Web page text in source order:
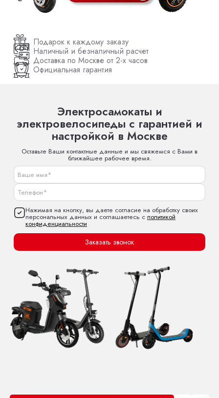
Подарок к каждому заказу
Наличный и безналичный расчет
Доставка по Москве от 2-х часов
Официальная гарантия
Электросамокаты и
электровелосипеды с гарантией и
настройкой в Москве
Оставьте Ваши контактные данные и мы свяжемся с Вами в
ближайшее рабочее время.
Нажимая на кнопку, вы даете согласие на обработку своих
персональных данных и соглашаетесь с политикой
конфиденциальности
Заказать звонок